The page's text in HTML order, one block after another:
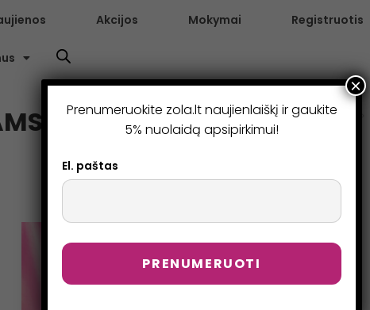
Akcijos Mokymai Registruotis
IR BLAKSTIENOMS
Prenumeruokite zola.lt naujienlaiškį ir gaukite
5% nuolaidą apsipirkimui!
El. paštas
×